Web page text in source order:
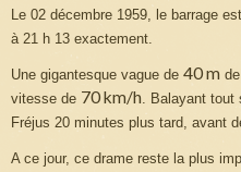
Le 02 décembre 1959, le barrage
à 21 h 13 exactement.
Une gigantesque vague de 40 m
vitesse de 70 km/h . Balayant
Fréjus 20 minutes plus tard, avant
A ce jour, ce drame reste la plus